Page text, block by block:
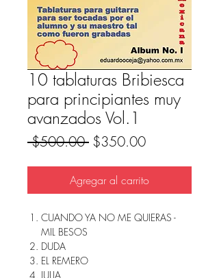
10 tablaturas Bribiesca
para principiantes muy
avanzados Vol.1
$500.00 Precio
$350.00Precio
oferta
Agregar al carrito
CUANDO YA NO ME QUIERAS -
MIL BESOS
DUDA
EL REMERO
JULIA